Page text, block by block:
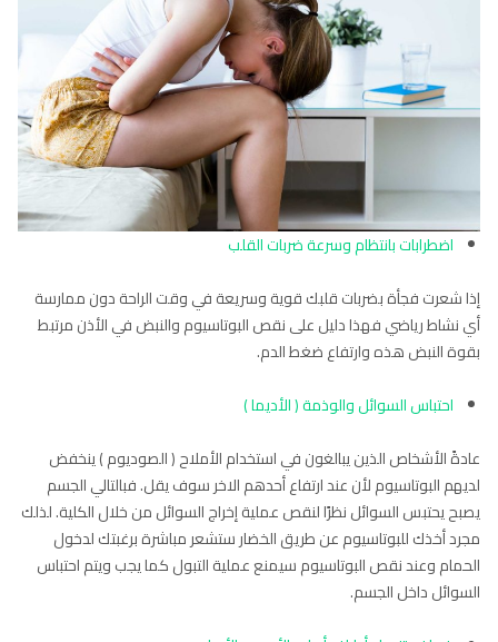
اضطرابات بانتظام وسرعة ضربات القلب
إذا شعرت فجأة بضربات قلبك قوية وسريعة في وقت الراحة دون ممارسة
أي نشاط رياضي فهذا دليل على نقص البوتاسيوم والنبض في الأذن مرتبط
بقوة النبض هذه وارتفاع ضغط الدم.
احتباس السوائل والوذمة ( الأديما )
عادةً الأشخاص الذين يبالغون في استخدام الأملاح ( الصوديوم ) ينخفض
لديهم البوتاسيوم لأن عند ارتفاع أحدهم الاخر سوف يقل. فبالتالي الجسم
يصبح يحتبس السوائل نظرًا لنقص عملية إخراج السوائل من خلال الكلية. لذلك
مجرد أخذك للبوتاسيوم عن طريق الخضار ستشعر مباشرة برغبتك لدخول
الحمام وعند نقص البوتاسيوم سيمنع عملية التبول كما يجب ويتم احتباس
السوائل داخل الجسم.